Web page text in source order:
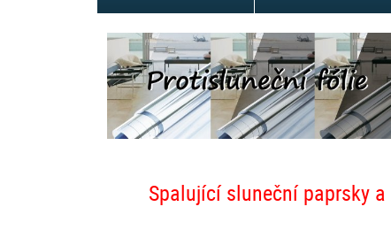
Spalující sluneční paprsky